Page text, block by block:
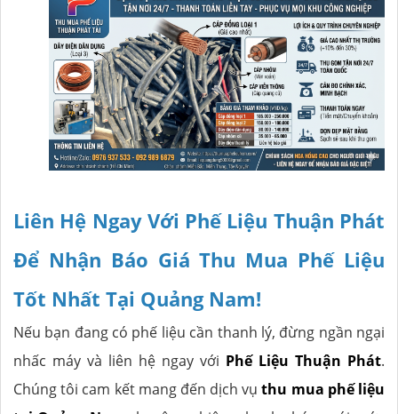
Liên Hệ Ngay Với Phế Liệu Thuận Phát
Để Nhận Báo Giá Thu Mua Phế Liệu
Tốt Nhất Tại Quảng Nam!
Nếu bạn đang có phế liệu cần thanh lý, đừng ngần ngại
nhấc máy và liên hệ ngay với Phế Liệu Thuận Phát.
Chúng tôi cam kết mang đến dịch vụthu mua phế liệu